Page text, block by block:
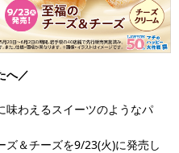
へ／
味わえるスイーツのようなパ
＆チーズを9/23(火)に発売し